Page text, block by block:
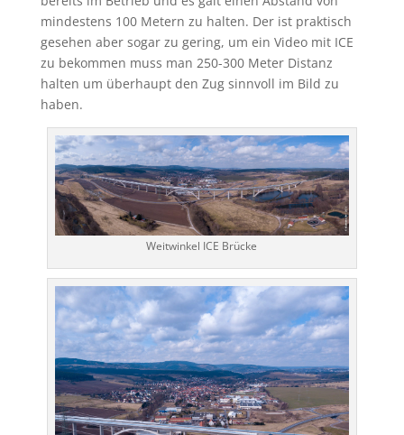
mindestens 100 Metern zu halten. Der ist praktisch
gesehen aber sogar zu gering, um ein Video mit ICE
zu bekommen muss man 250-300 Meter Distanz
halten um überhaupt den Zug sinnvoll im Bild zu
haben.
Weitwinkel ICE Brücke